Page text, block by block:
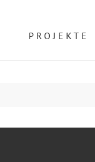
PROJEKTE